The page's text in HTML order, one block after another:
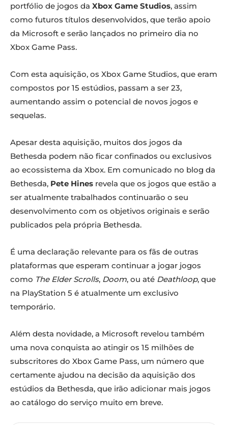
portfólio de jogos da Xbox Game Studios, assim
como futuros títulos desenvolvidos, que terão apoio
da Microsoft e serão lançados no primeiro dia no
Xbox Game Pass.
Com esta aquisição, os Xbox Game Studios, que eram
compostos por 15 estúdios, passam a ser 23,
aumentando assim o potencial de novos jogos e
sequelas.
Apesar desta aquisição, muitos dos jogos da
Bethesda podem não ficar confinados ou exclusivos
ao ecossistema da Xbox. Em comunicado no blog da
Bethesda, Pete Hines revela que os jogos que estão a
ser atualmente trabalhados continuarão o seu
desenvolvimento com os objetivos originais e serão
publicados pela própria Bethesda.
É uma declaração relevante para os fãs de outras
plataformas que esperam continuar a jogar jogos
como The Elder Scrolls, Doom, ou até Deathloop, que
na PlayStation 5 é atualmente um exclusivo
temporário.
Além desta novidade, a Microsoft revelou também
uma nova conquista ao atingir os 15 milhões de
subscritores do Xbox Game Pass, um número que
certamente ajudou na decisão da aquisição dos
estúdios da Bethesda, que irão adicionar mais jogos
ao catálogo do serviço muito em breve.